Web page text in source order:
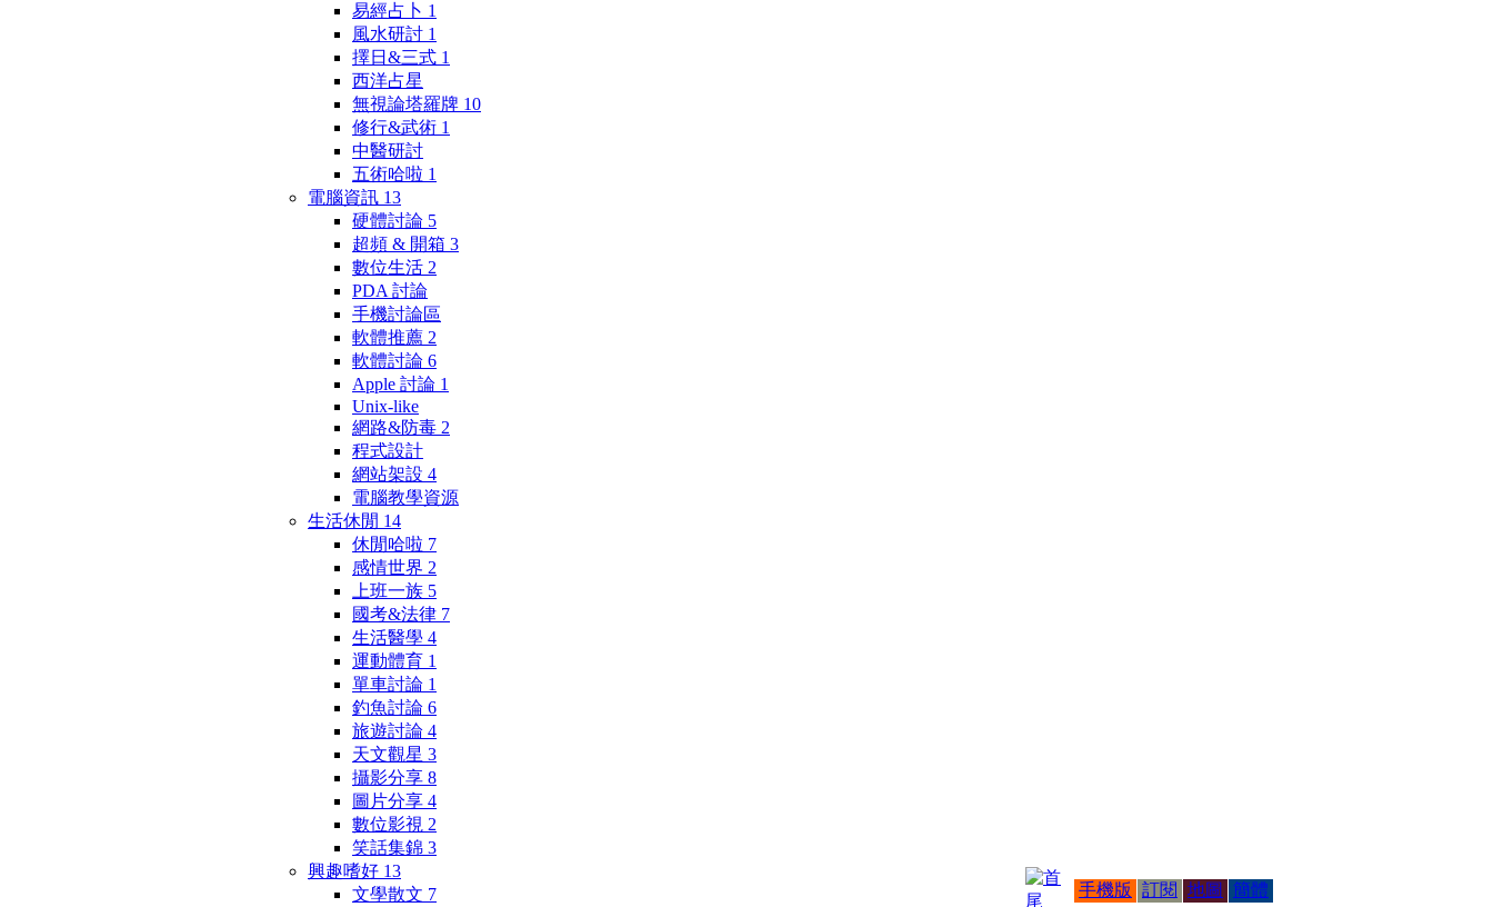
易經占卜 1
風水研討 1
擇日&三式 1
西洋占星
無視論塔羅牌 10
修行&武術 1
中醫研討
五術哈啦 1
電腦資訊 13
硬體討論 5
超頻 & 開箱 3
數位生活 2
PDA 討論
手機討論區
軟體推薦 2
軟體討論 6
Apple 討論 1
Unix-like
網路&防毒 2
程式設計
網站架設 4
電腦教學資源
生活休閒 14
休閒哈啦 7
感情世界 2
上班一族 5
國考&法律 7
生活醫學 4
運動體育 1
單車討論 1
釣魚討論 6
旅遊討論 4
天文觀星 3
攝影分享 8
圖片分享 4
數位影視 2
笑話集錦 3
興趣嗜好 13
文學散文 7
手機版 訂閱 地圖 簡體